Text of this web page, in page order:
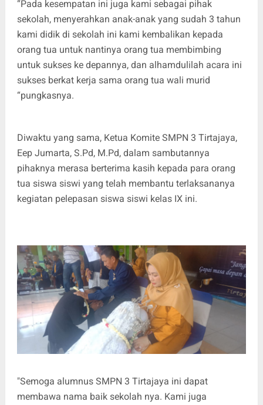
“Pada kesempatan ini juga kami sebagai pihak
sekolah, menyerahkan anak-anak yang sudah 3 tahun
kami didik di sekolah ini kami kembalikan kepada
orang tua untuk nantinya orang tua membimbing
untuk sukses ke depannya, dan alhamdulilah acara ini
sukses berkat kerja sama orang tua wali murid
“pungkasnya.
Diwaktu yang sama, Ketua Komite SMPN 3 Tirtajaya,
Eep Jumarta, S.Pd, M.Pd, dalam sambutannya
pihaknya merasa berterima kasih kepada para orang
tua siswa siswi yang telah membantu terlaksananya
kegiatan pelepasan siswa siswi kelas IX ini.
"Semoga alumnus SMPN 3 Tirtajaya ini dapat
membawa nama baik sekolah nya. Kami juga